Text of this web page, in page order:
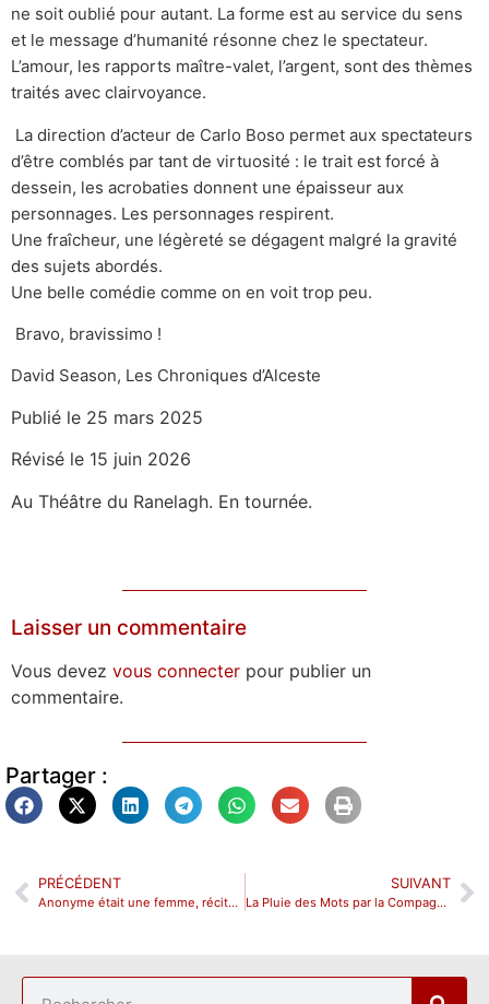
ne soit oublié pour autant. La forme est au service du sens
et le message d’humanité résonne chez le spectateur.
L’amour, les rapports maître-valet, l’argent, sont des thèmes
traités avec clairvoyance.
La direction d’acteur de Carlo Boso permet aux spectateurs
d’être comblés par tant de virtuosité : le trait est forcé à
dessein, les acrobaties donnent une épaisseur aux
personnages. Les personnages respirent.
Une fraîcheur, une légèreté se dégagent malgré la gravité
des sujets abordés.
Une belle comédie comme on en voit trop peu.
Bravo, bravissimo !
David Season, Les Chroniques d’Alceste
Publié le 25 mars 2025
Révisé le 15 juin 2026
Au Théâtre du Ranelagh. En tournée.
Laisser un commentaire
Vous devez vous connecter pour publier un
commentaire.
Partager :
PRÉCÉDENT
Anonyme était une femme, récital hors piste
SUIVANT
La Pluie des Mots par la Compagnie du Théâtre de l’Ombrelle